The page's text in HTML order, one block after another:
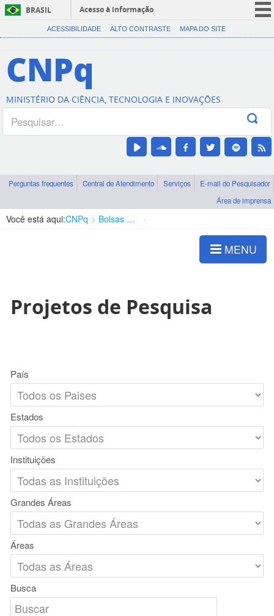
BRASIL
Acesso à informação
CORONAVÍRUS (COVID-19)
Canais
ACESSIBILIDADE ALTO CONTRASTE MAPA DO SITE
CNPq
MINISTÉRIO DA CIÊNCIA, TECNOLOGIA E INOVAÇÕES
Perguntas frequentes Central de Atendimento Serviços
E-mail do Pesquisador
Área de imprensa
Você está aqui:CNPq Bolsas e Auxílios Vigentes
MENU
Projetos de Pesquisa
País
Estados
Instituições
Grandes Áreas
Áreas
Busca